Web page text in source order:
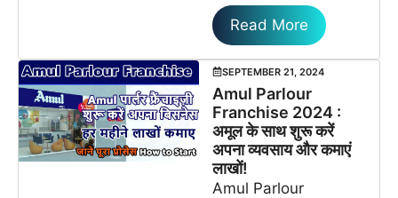
Read More
SEPTEMBER 21, 2024
Amul Parlour
Franchise 2024 :
अमूल के साथ शुरू करें
अपना व्यवसाय और कमाएं
लाखों!
Amul Parlour